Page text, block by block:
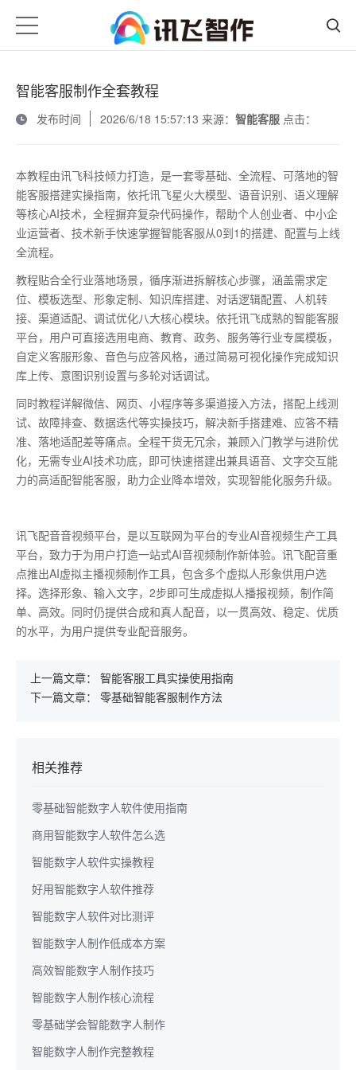
智能客服制作全套教程
发布时间
2026/6/18 15:57:13 来源： 智能客服 点击：
本教程由讯飞科技倾力打造，是一套零基础、全流程、可落地的智
能客服搭建实操指南，依托讯飞星火大模型、语音识别、语义理解
等核心AI技术，全程摒弃复杂代码操作，帮助个人创业者、中小企
业运营者、技术新手快速掌握智能客服从0到1 的搭建、配置与上线
全流程。
教程贴合全行业落地场景，循序渐进拆解核心步骤，涵盖需求定
位、模板选型、形象定制、知识库搭建、对话逻辑配置、人机转
接、渠道适配、调试优化八大核心模块。依托讯飞成熟的智能客服
平台，用户可直接选用电商、教育、政务、服务等行业专属模板，
自定义客服形象、音色与应答风格，通过简易可视化操作完成知识
库上传、意图识别设置与多轮对话调试。
同时教程详解微信、网页、小程序等多渠道接入方法，搭配上线测
试、故障排查、数据迭代等实操技巧，解决新手搭建难、应答不精
准、落地适配差等痛点。全程干货无冗余，兼顾入门教学与进阶优
化，无需专业AI技术功底，即可快速搭建出兼具语音、文字交互能
力的高适配智能客服，助力企业降本增效，实现智能化服务升级。
讯飞配音音视频平台，是以互联网为平台的专业AI音视频生产工具
平台，致力于为用户打造一站式AI音视频制作新体验。讯飞配音重
点推出AI虚拟主播视频制作工具，包含多个虚拟人形象供用户选
择。选择形象、输入文字，2步即可生成虚拟人播报视频，制作简
单、高效。同时仍提供合成和真人配音，以一贯高效、稳定、优质
的水平，为用户提供专业配音服务。
上一篇文章： 智能客服工具实操使用指南
下一篇文章： 零基础智能客服制作方法
相关推荐
零基础智能数字人软件使用指南
商用智能数字人软件怎么选
智能数字人软件实操教程
好用智能数字人软件推荐
智能数字人软件对比测评
智能数字人制作低成本方案
高效智能数字人制作技巧
智能数字人制作核心流程
零基础学会智能数字人制作
智能数字人制作完整教程